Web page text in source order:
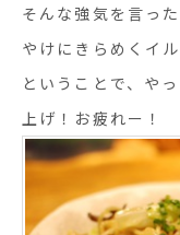
そんな強気を言っ
やけにきらめくイ
ということで、や
上げ！お疲れー！